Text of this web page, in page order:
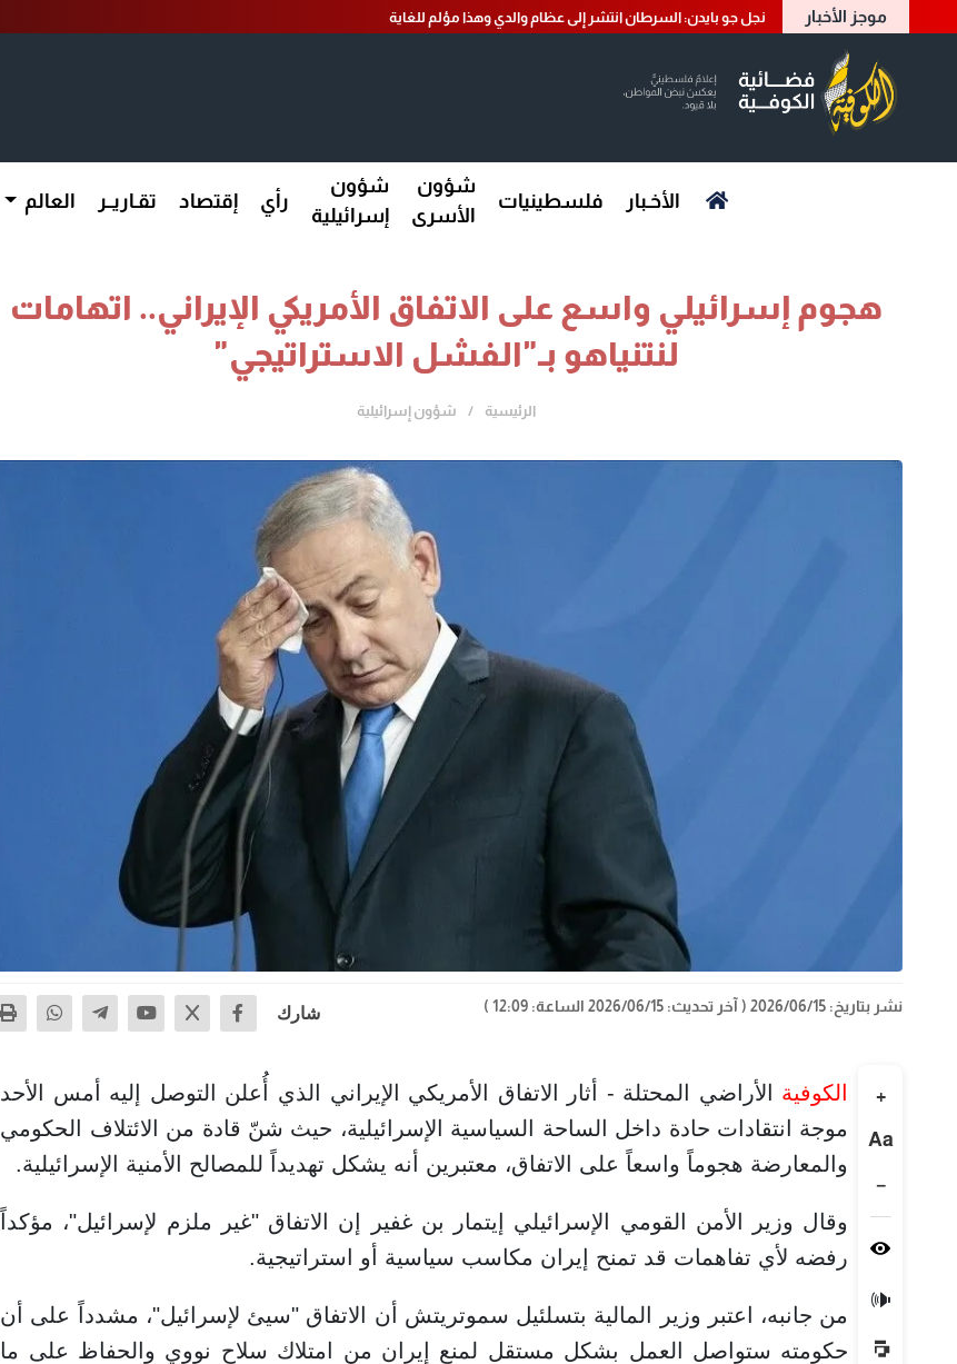
موجز الأخبار نجل جو بايدن: السرطان انتشر إلى عظام والدي وهذا مؤلم للغاية
الأخـبار فلسطينيات
شؤون
الأسرى
شؤون
إسرائيلية
رأي إقتصاد تقـاريــر العالم
هجوم إسرائيلي واسع على الاتفاق الأمريكي الإيراني.. اتهامات
لنتنياهو بـ"الفشل الاستراتيجي"
الرئيسية شؤون إسرائيلية
نشر بتاريخ: 2026/06/15 ( آخر تحديث: 2026/06/15 الساعة: 12:09 ) شارك
+
Aa
−
🔊
الكوفية الأراضي المحتلة - أثار الاتفاق الأمريكي الإيراني الذي أُعلن التوصل إليه أمس الأحد
موجة انتقادات حادة داخل الساحة السياسية الإسرائيلية، حيث شنّ قادة من الائتلاف الحكومي
والمعارضة هجوماً واسعاً على الاتفاق، معتبرين أنه يشكل تهديداً للمصالح الأمنية الإسرائيلية.
وقال وزير الأمن القومي الإسرائيلي إيتمار بن غفير إن الاتفاق "غير ملزم لإسرائيل"، مؤكداً
رفضه لأي تفاهمات قد تمنح إيران مكاسب سياسية أو استراتيجية.
من جانبه، اعتبر وزير المالية بتسلئيل سموتريتش أن الاتفاق "سيئ لإسرائيل"، مشدداً على أن
حكومته ستواصل العمل بشكل مستقل لمنع إيران من امتلاك سلاح نووي والحفاظ على ما